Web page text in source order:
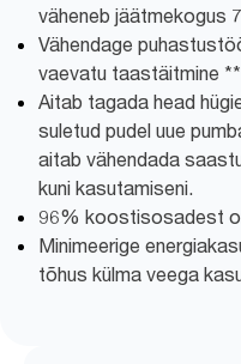
väheneb jäätmekogus
Vähendage
vaevatu taastäitmine
Aitab tagada head
suletud pudel uue
aitab vähendada
kuni kasutamiseni.
96% koostisosadest
Minimeerige
tõhus külma veega